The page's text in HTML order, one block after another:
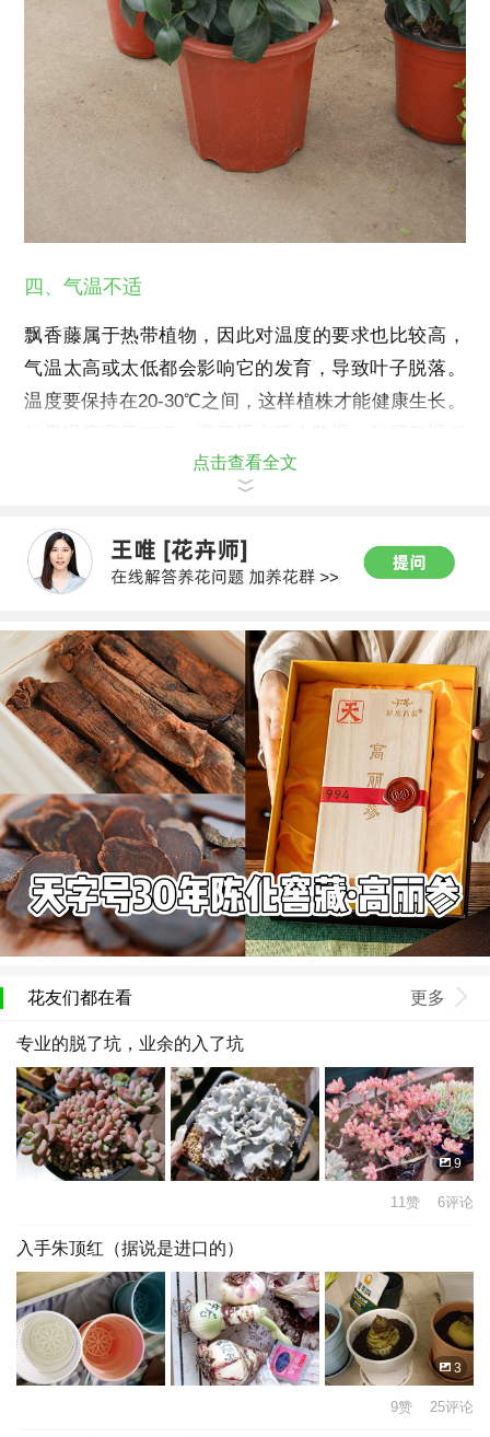
四、气温不适
飘香藤属于热带植物，因此对温度的要求也比较高，
气温太高或太低都会影响它的发育，导致叶子脱落。
温度要保持在20-30℃之间，这样植株才能健康生长。
于10℃，需要把植株放到温暖处，以免被冻伤。
点击查看全文
花友们都在看 更多
专业的脱了坑，业余的入了坑
9
11赞 6评论
入手朱顶红（据说是进口的）
3
9赞 25评论